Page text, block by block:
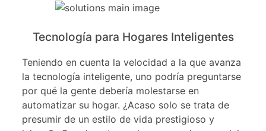
Tecnología para Hogares Inteligentes
Teniendo en cuenta la velocidad a la que avanza
la tecnología inteligente, uno podría preguntarse
por qué la gente debería molestarse en
automatizar su hogar. ¿Acaso solo se trata de
presumir de un estilo de vida prestigioso y